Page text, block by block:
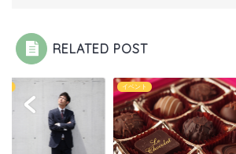
RELATED POST
イベント